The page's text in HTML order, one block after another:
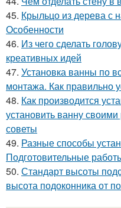
45. Крыльцо из дерева с
Особенности
46. Из чего сделать
креативных идей
47. Установка ванны по
монтажа. Как правильно
48. Как производится
установить ванну
советы
49. Разные способы
Подготовительные
50. Стандарт высоты
высота подоконника от